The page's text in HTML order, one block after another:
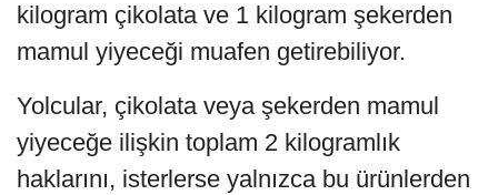
kilogram çikolata ve 1 kilogram şekerden
mamul yiyeceği muafen getirebiliyor.
Yolcular, çikolata veya şekerden mamul
yiyeceğe ilişkin toplam 2 kilogramlık
haklarını, isterlerse yalnızca bu ürünlerden